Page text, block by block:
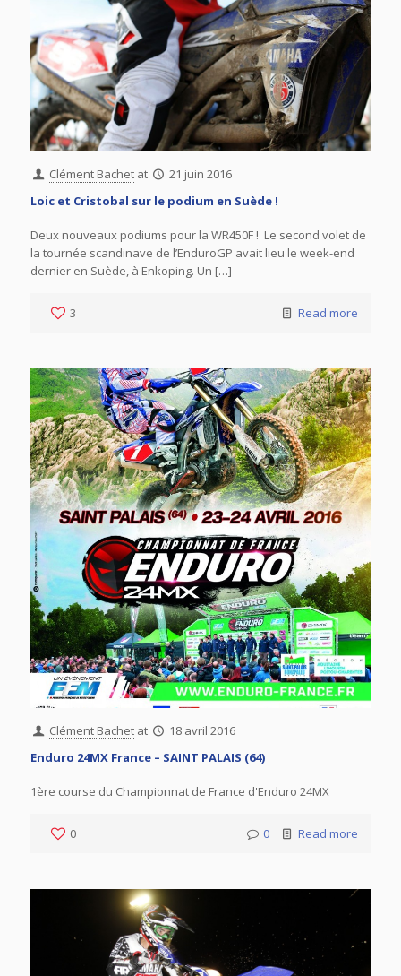
Clément Bachet at
21 juin 2016
Loic et Cristobal sur le podium en Suède !
Deux nouveaux podiums pour la WR450F ! Le second volet de
la tournée scandinave de l’EnduroGP avait lieu le week-end
dernier en Suède, à Enkoping. Un […]
3 Read more
Clément Bachet at
18 avril 2016
Enduro 24MX France – SAINT PALAIS (64)
1ère course du Championnat de France d'Enduro 24MX
0 0 Read more